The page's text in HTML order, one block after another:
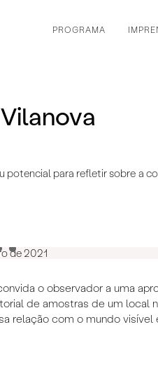
PROGRAMA
potencial para refletir sobre a
de 2021
o observador a uma
de amostras de um local
relação com o mundo